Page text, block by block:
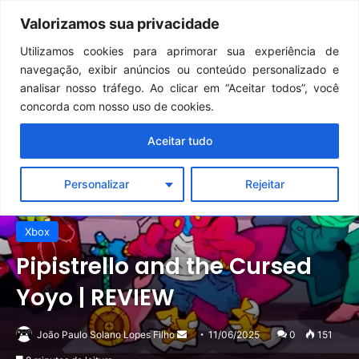
Valorizamos sua privacidade
Utilizamos cookies para aprimorar sua experiência de
navegação, exibir anúncios ou conteúdo personalizado e
analisar nosso tráfego. Ao clicar em “Aceitar todos”, você
concorda com nosso uso de cookies.
Personalizar Rejeitar
Aceitar tudo
Menu
PC Destaque PlayStation Review
Switch
Xbox
Pipistrello and the Cursed
Yoyo | REVIEW
João Paulo Solano Lopes Filho
Mande
um
11/06/2025 0 151